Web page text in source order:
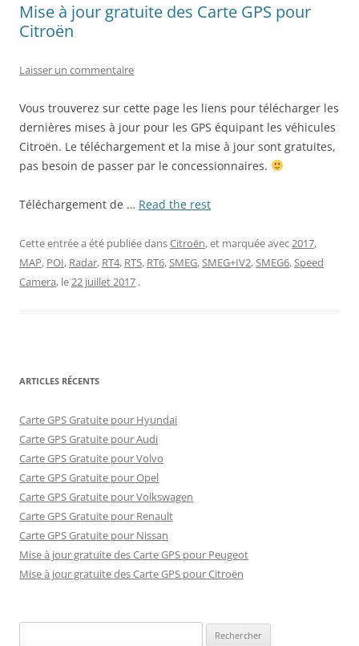
Mise à jour gratuite des Carte GPS pour
Citroën
Laisser un commentaire
Vous trouverez sur cette page les liens pour télécharger les
dernières mises à jour pour les GPS équipant les véhicules
Citroën. Le téléchargement et la mise à jour sont gratuites,
pas besoin de passer par le concessionnaires.
Téléchargement de … Read the rest
Cette entrée a été publiée dansCitroën, et marquée avec2017,
MAP, POI, Radar, RT4, RT5, RT6,SMEG,SMEG+IV2,SMEG6,Speed
Camera, le22 juillet 2017 .
ARTICLES RÉCENTS
Carte GPS Gratuite pour Hyundai
Carte GPS Gratuite pour Audi
Carte GPS Gratuite pour Volvo
Carte GPS Gratuite pour Opel
Carte GPS Gratuite pour Volkswagen
Carte GPS Gratuite pour Renault
Carte GPS Gratuite pour Nissan
Mise à jour gratuite des Carte GPS pour Peugeot
Mise à jour gratuite des Carte GPS pour Citroën